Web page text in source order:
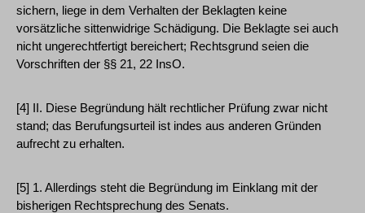
sichern, liege in dem Verhalten der Beklagten keine
vorsätzliche sittenwidrige Schädigung. Die Beklagte sei auch
nicht ungerechtfertigt bereichert; Rechtsgrund seien die
Vorschriften der §§ 21, 22 InsO.
[4] II. Diese Begründung hält rechtlicher Prüfung zwar nicht
stand; das Berufungsurteil ist indes aus anderen Gründen
aufrecht zu erhalten.
[5] 1. Allerdings steht die Begründung im Einklang mit der
bisherigen Rechtsprechung des Senats.